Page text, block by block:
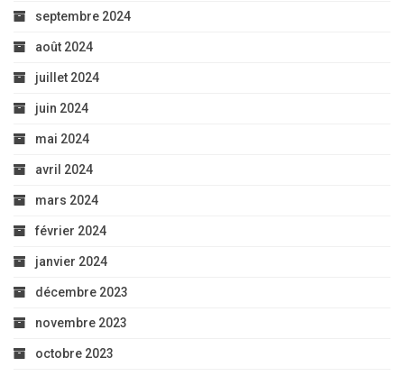
septembre 2024
août 2024
juillet 2024
juin 2024
mai 2024
avril 2024
mars 2024
février 2024
janvier 2024
décembre 2023
novembre 2023
octobre 2023